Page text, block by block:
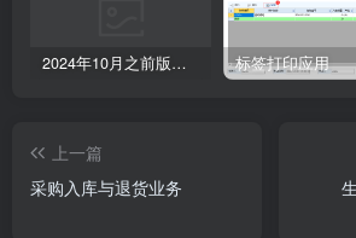
2024年10月之前版本升级记录 标签打印应用
上一篇
采购入库与退货业务